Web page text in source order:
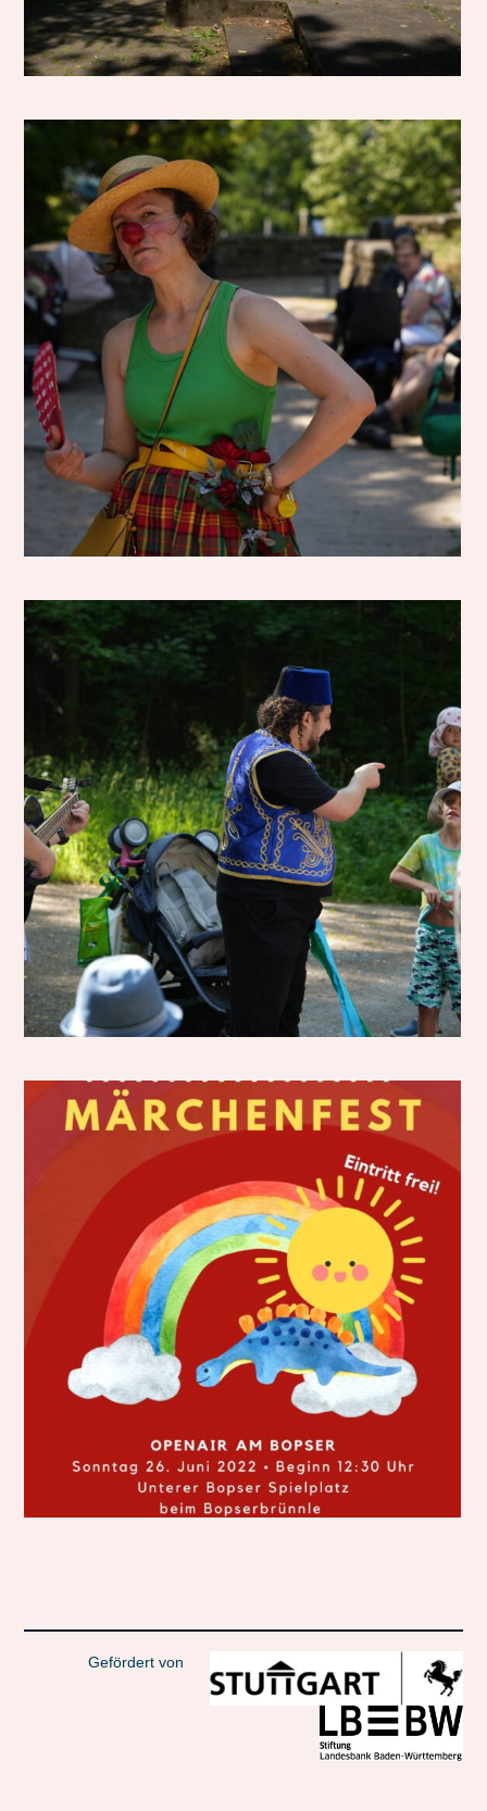
Gefördert von